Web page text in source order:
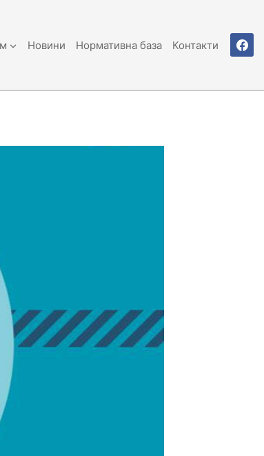
Новини Нормативна база Контакти